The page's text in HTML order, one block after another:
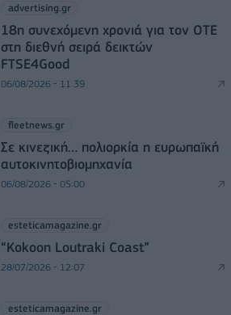
advertising.gr
18η συνεχόμενη χρονιά για τον ΟΤΕ
στη διεθνή σειρά δεικτών
FTSE4Good
06/08/2026 - 11:39
fleetnews.gr
Σε κινεζική… πολιορκία η ευρωπαϊκή
αυτοκινητοβιομηχανία
06/08/2026 - 05:00
esteticamagazine.gr
“Kokoon Loutraki Coast”
28/07/2026 - 12:07
esteticamagazine.gr